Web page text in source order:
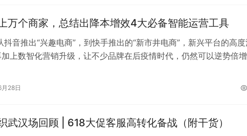
万个商家，总结出降本增效4大必备智能运营工具
抖音推出“兴趣电商”，到快手推出的“新市井电商”，新兴平台的高
上数智化营销升级，让不少品牌在后疫情时代，仍然可以逆势倍增
28日
武汉场回顾 | 618大促客服高转化备战（附干货）